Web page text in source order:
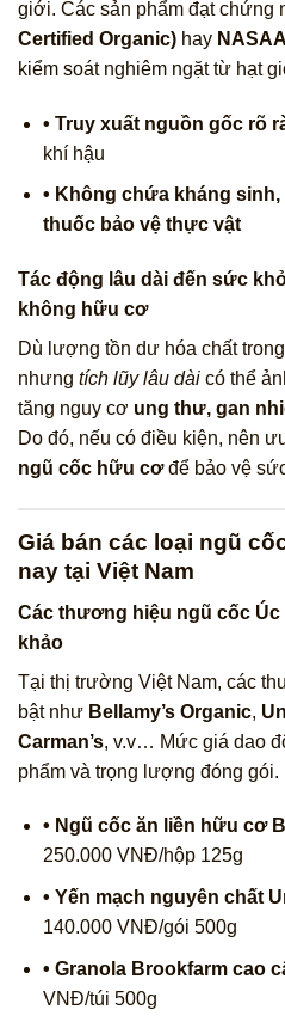
giới. Các sản phẩm đạt chứng
Certified Organic) hay NASAA
kiểm soát nghiêm ngặt từ hạt
• Truy xuất nguồn gốc rõ
khí hậu
• Không chứa kháng
thuốc bảo vệ thực vật
Tác động lâu dài đến sức
không hữu cơ
Dù lượng tồn dư hóa chất
nhưng tích lũy lâu dài có thể
tăng nguy cơ ung thư, gan
Do đó, nếu có điều kiện, nên
ngũ cốc hữu cơđể bảo vệ
Giá bán các loại ngũ
nay tại Việt Nam
Các thương hiệu ngũ cốc
khảo
Tại thị trường Việt Nam, các
bật như Bellamy’s Organic,
Carman’s, v.v… Mức giá dao
phẩm và trọng lượng đóng gói.
• Ngũ cốc ăn liền hữu cơ
250.000 VNĐ/hộp 125g
• Yến mạch nguyên chất
140.000 VNĐ/gói 500g
• Granola Brookfarm cao
VNĐ/túi 500g